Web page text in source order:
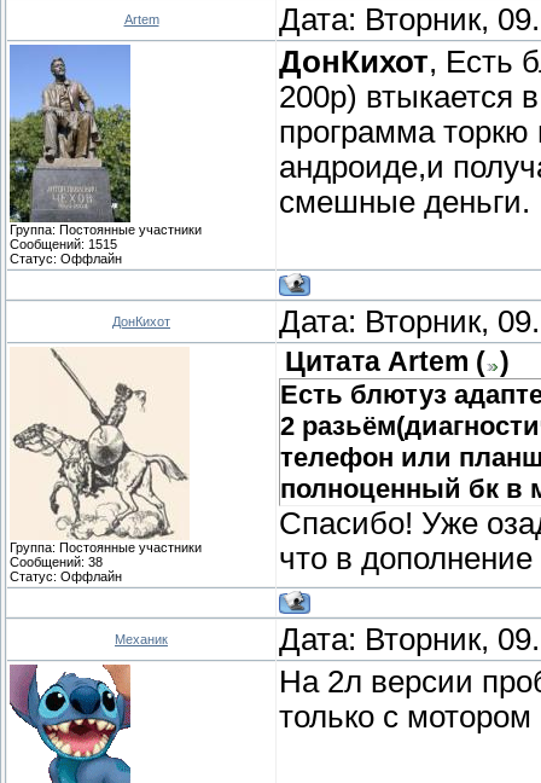
Artem Дата: Вторник,
Группа: Постоянные участники
Сообщений: 1515
Статус: Оффлайн
ДонКихот, Есть
200р) втыкается
программа
андроиде,и
смешные
ДонКихот Дата: Вторник,
Группа: Постоянные участники
Сообщений: 38
Статус: Оффлайн
Цитата Artem ( )
Есть блютуз
2
телефон или
полноценный бк в
Спасибо! Уже
что в
Механик Дата: Вторник,
На 2л версии
только с